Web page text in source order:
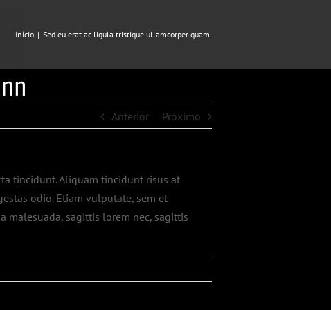
Início | Sed eu erat ac ligula tristique ullamcorper quam.
Anterior Próximo
tincidunt. Aliquam tincidunt risus at
odio. Etiam vulputate, sem et
malesuada, sagittis lorem nec, sagittis